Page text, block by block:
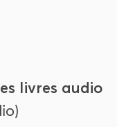
livres audio